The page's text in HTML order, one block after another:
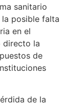
sanitario
la posible falta
en el
directo la
de
de la